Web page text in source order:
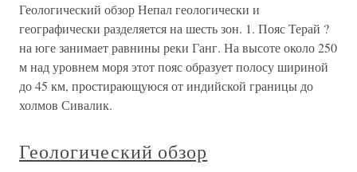
Геологический обзор Непал геологически и
географически разделяется на шесть зон. 1. Пояс Терай ?
на юге занимает равнины реки Ганг. На высоте около 250
м над уровнем моря этот пояс образует полосу шириной
до 45 км, простирающуюся от индийской границы до
холмов Сивалик.
Геологический обзор